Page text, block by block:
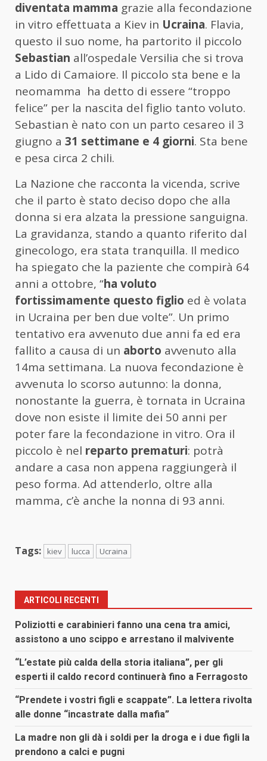
diventata mamma grazie alla fecondazione
in vitro effettuata a Kiev in Ucraina. Flavia,
questo il suo nome, ha partorito il piccolo
Sebastian all’ospedale Versilia che si trova
a Lido di Camaiore. Il piccolo sta bene e la
neomamma ha detto di essere “troppo
felice” per la nascita del figlio tanto voluto.
Sebastian è nato con un parto cesareo il 3
giugno a 31 settimane e 4 giorni. Sta bene
e pesa circa 2 chili.
La Nazione che racconta la vicenda, scrive
che il parto è stato deciso dopo che alla
donna si era alzata la pressione sanguigna.
La gravidanza, stando a quanto riferito dal
ginecologo, era stata tranquilla. Il medico
ha spiegato che la paziente che compirà 64
anni a ottobre, “ha voluto
fortissimamente questo figlio ed è volata
in Ucraina per ben due volte”. Un primo
tentativo era avvenuto due anni fa ed era
fallito a causa di un aborto avvenuto alla
14ma settimana. La nuova fecondazione è
avvenuta lo scorso autunno: la donna,
nonostante la guerra, è tornata in Ucraina
dove non esiste il limite dei 50 anni per
poter fare la fecondazione in vitro. Ora il
piccolo è nel reparto prematuri: potrà
andare a casa non appena raggiungerà il
peso forma. Ad attenderlo, oltre alla
mamma, c’è anche la nonna di 93 anni.
Tags: kiev lucca Ucraina
ARTICOLI RECENTI
Poliziotti e carabinieri fanno una cena tra amici,
assistono a uno scippo e arrestano il malvivente
“L’estate più calda della storia italiana”, per gli
esperti il caldo record continuerà fino a Ferragosto
“Prendete i vostri figli e scappate”. La lettera rivolta
alle donne “incastrate dalla mafia”
La madre non gli dà i soldi per la droga e i due figli la
prendono a calci e pugni